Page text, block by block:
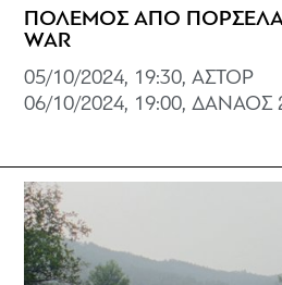
ΠΟΛΕΜΟΣ ΑΠΟ
WAR
05/10/2024, 19:30, ΑΣΤΟΡ
06/10/2024, 19:00, ΔΑΝΑΟΣ